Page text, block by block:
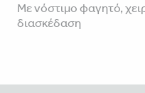
Με νόστιμο φαγητό,
διασκέδαση